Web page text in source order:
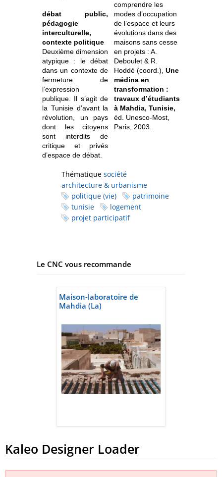
débat public,
pédagogie
interculturelle,
contexte politique
Deuxième dimension
atypique : le débat
dans un contexte de
fermeture de
l’expression
publique. Il s’agit de
la Tunisie d’avant la
révolution, un pays
dont les citoyens
sont interdits de
critique et privés
d’espace de débat.
comprendre les
modes d’occupation
de l’espace et leurs
évolutions dans des
maisons sans cesse
en projets : A.
Deboulet & R.
Hoddé (coord.), Une
médina en
transformation :
travaux d’étudiants
à Mahdia, Tunisie,
éd. Unesco-Most,
Paris, 2003.
Thématique société
architecture & urbanisme
politique (vie)
patrimoine
tunisie
logement
projet participatif
Le CNC vous recommande
Maison-laboratoire de
Mahdia (La)
Kaleo Designer Loader